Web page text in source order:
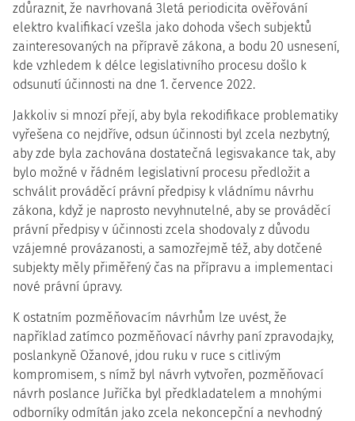
zdůraznit, že navrhovaná 3letá periodicita ověřování
elektro kvalifikací vzešla jako dohoda všech subjektů
zainteresovaných na přípravě zákona, a bodu 20 usnesení,
kde vzhledem k délce legislativního procesu došlo k
odsunutí účinnosti na dne 1. července 2022.
Jakkoliv si mnozí přejí, aby byla rekodifikace problematiky
vyřešena co nejdříve, odsun účinnosti byl zcela nezbytný,
aby zde byla zachována dostatečná legisvakance tak, aby
bylo možné v řádném legislativní procesu předložit a
schválit prováděcí právní předpisy k vládnímu návrhu
zákona, když je naprosto nevyhnutelné, aby se prováděcí
právní předpisy v účinnosti zcela shodovaly z důvodu
vzájemné provázanosti, a samozřejmě též, aby dotčené
subjekty měly přiměřený čas na přípravu a implementaci
nové právní úpravy.
K ostatním pozměňovacím návrhům lze uvést, že
například zatímco pozměňovací návrhy paní zpravodajky,
poslankyně Ožanové, jdou ruku v ruce s citlivým
kompromisem, s nímž byl návrh vytvořen, pozměňovací
návrh poslance Juříčka byl předkladatelem a mnohými
odborníky odmítán jako zcela nekoncepční a nevhodný